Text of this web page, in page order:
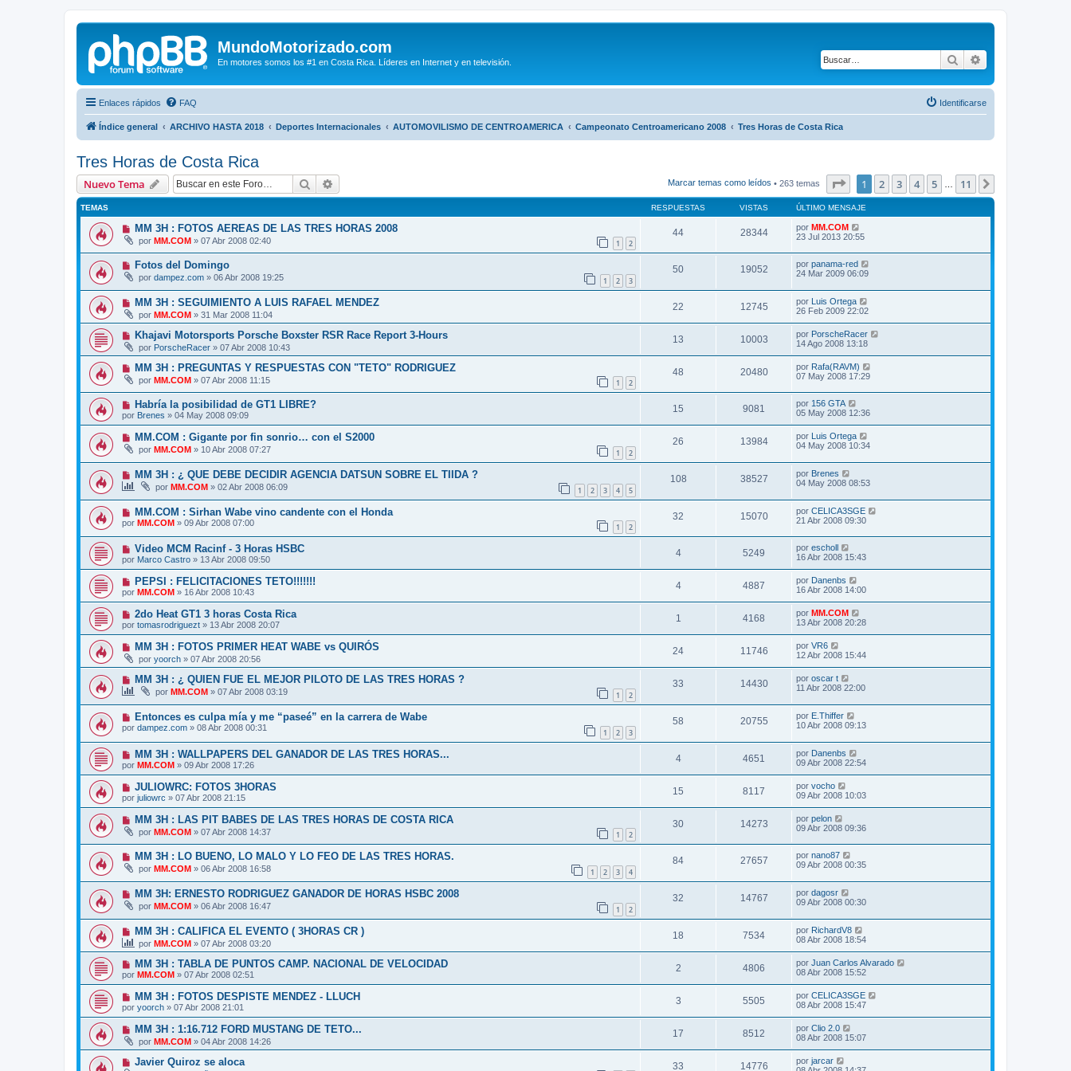
MundoMotorizado.com
En motores somos los #1 en Costa Rica. Líderes en Internet y en televisión. Buscar
Enlaces rápidos FAQ Identificarse
Índice general ARCHIVO HASTA 2018 Deportes Internacionales AUTOMOVILISMO DE CENTROAMERICA Campeonato Centroamericano 2008 Tres Horas de Costa Rica
Tres Horas de Costa Rica
Nuevo Tema Buscar Marcar temas como leídos • 263 temas Página1 de 11
1 2 3 4 5 11
TEMAS RESPUESTAS VISTAS ÚLTIMO MENSAJE
MM 3H : FOTOS AEREAS DE LAS TRES HORAS 2008
por MM.COM » 07 Abr 2008 02:40 1 2
44 28344 por MM.COM
23 Jul 2013 20:55
Fotos del Domingo
por dampez.com » 06 Abr 2008 19:25 1 2 3
50 19052 por panama-red
24 Mar 2009 06:09
MM 3H : SEGUIMIENTO A LUIS RAFAEL MENDEZ
por MM.COM » 31 Mar 2008 11:04
22 12745 por Luis Ortega
26 Feb 2009 22:02
Khajavi Motorsports Porsche Boxster RSR Race Report 3-Hours
por PorscheRacer » 07 Abr 2008 10:43
13 10003 por PorscheRacer
14 Ago 2008 13:18
MM 3H : PREGUNTAS Y RESPUESTAS CON "TETO" RODRIGUEZ
por MM.COM » 07 Abr 2008 11:15 1 2
48 20480 por Rafa(RAVM)
07 May 2008 17:29
Habría la posibilidad de GT1 LIBRE?
por Brenes » 04 May 2008 09:09
15 9081 por 156 GTA
05 May 2008 12:36
MM.COM : Gigante por fin sonrio… con el S2000
por MM.COM » 10 Abr 2008 07:27 1 2
26 13984 por Luis Ortega
04 May 2008 10:34
MM 3H : ¿ QUE DEBE DECIDIR AGENCIA DATSUN SOBRE EL TIIDA ?
por MM.COM » 02 Abr 2008 06:09 1 2 3 4 5
108 38527 por Brenes
04 May 2008 08:53
MM.COM : Sirhan Wabe vino candente con el Honda
por MM.COM » 09 Abr 2008 07:00 1 2
32 15070 por CELICA3SGE
21 Abr 2008 09:30
Video MCM Racinf - 3 Horas HSBC
por Marco Castro » 13 Abr 2008 09:50
4 5249 por escholl
16 Abr 2008 15:43
PEPSI : FELICITACIONES TETO!!!!!!!
por MM.COM » 16 Abr 2008 10:43
4 4887 por Danenbs
16 Abr 2008 14:00
2do Heat GT1 3 horas Costa Rica
por tomasrodriguezt » 13 Abr 2008 20:07
1 4168 por MM.COM
13 Abr 2008 20:28
MM 3H : FOTOS PRIMER HEAT WABE vs QUIRÓS
por yoorch » 07 Abr 2008 20:56
24 11746 por VR6
12 Abr 2008 15:44
MM 3H : ¿ QUIEN FUE EL MEJOR PILOTO DE LAS TRES HORAS ?
por MM.COM » 07 Abr 2008 03:19 1 2
33 14430 por oscar t
11 Abr 2008 22:00
Entonces es culpa mía y me “paseé” en la carrera de Wabe
por dampez.com » 08 Abr 2008 00:31 1 2 3
58 20755 por E.Thiffer
10 Abr 2008 09:13
MM 3H : WALLPAPERS DEL GANADOR DE LAS TRES HORAS...
por MM.COM » 09 Abr 2008 17:26
4 4651 por Danenbs
09 Abr 2008 22:54
JULIOWRC: FOTOS 3HORAS
por juliowrc » 07 Abr 2008 21:15
15 8117 por vocho
09 Abr 2008 10:03
MM 3H : LAS PIT BABES DE LAS TRES HORAS DE COSTA RICA
por MM.COM » 07 Abr 2008 14:37 1 2
30 14273 por pelon
09 Abr 2008 09:36
MM 3H : LO BUENO, LO MALO Y LO FEO DE LAS TRES HORAS.
por MM.COM » 06 Abr 2008 16:58 1 2 3 4
84 27657 por nano87
09 Abr 2008 00:35
MM 3H: ERNESTO RODRIGUEZ GANADOR DE HORAS HSBC 2008
por MM.COM » 06 Abr 2008 16:47 1 2
32 14767 por dagosr
09 Abr 2008 00:30
MM 3H : CALIFICA EL EVENTO ( 3HORAS CR )
por MM.COM » 07 Abr 2008 03:20
18 7534 por RichardV8
08 Abr 2008 18:54
MM 3H : TABLA DE PUNTOS CAMP. NACIONAL DE VELOCIDAD
por MM.COM » 07 Abr 2008 02:51
2 4806 por Juan Carlos Alvarado
08 Abr 2008 15:52
MM 3H : FOTOS DESPISTE MENDEZ - LLUCH
por yoorch » 07 Abr 2008 21:01
3 5505 por CELICA3SGE
08 Abr 2008 15:47
MM 3H : 1:16.712 FORD MUSTANG DE TETO...
por MM.COM » 04 Abr 2008 14:26
17 8512 por Clio 2.0
08 Abr 2008 15:07
Javier Quiroz se aloca 33 14776 por jarcar